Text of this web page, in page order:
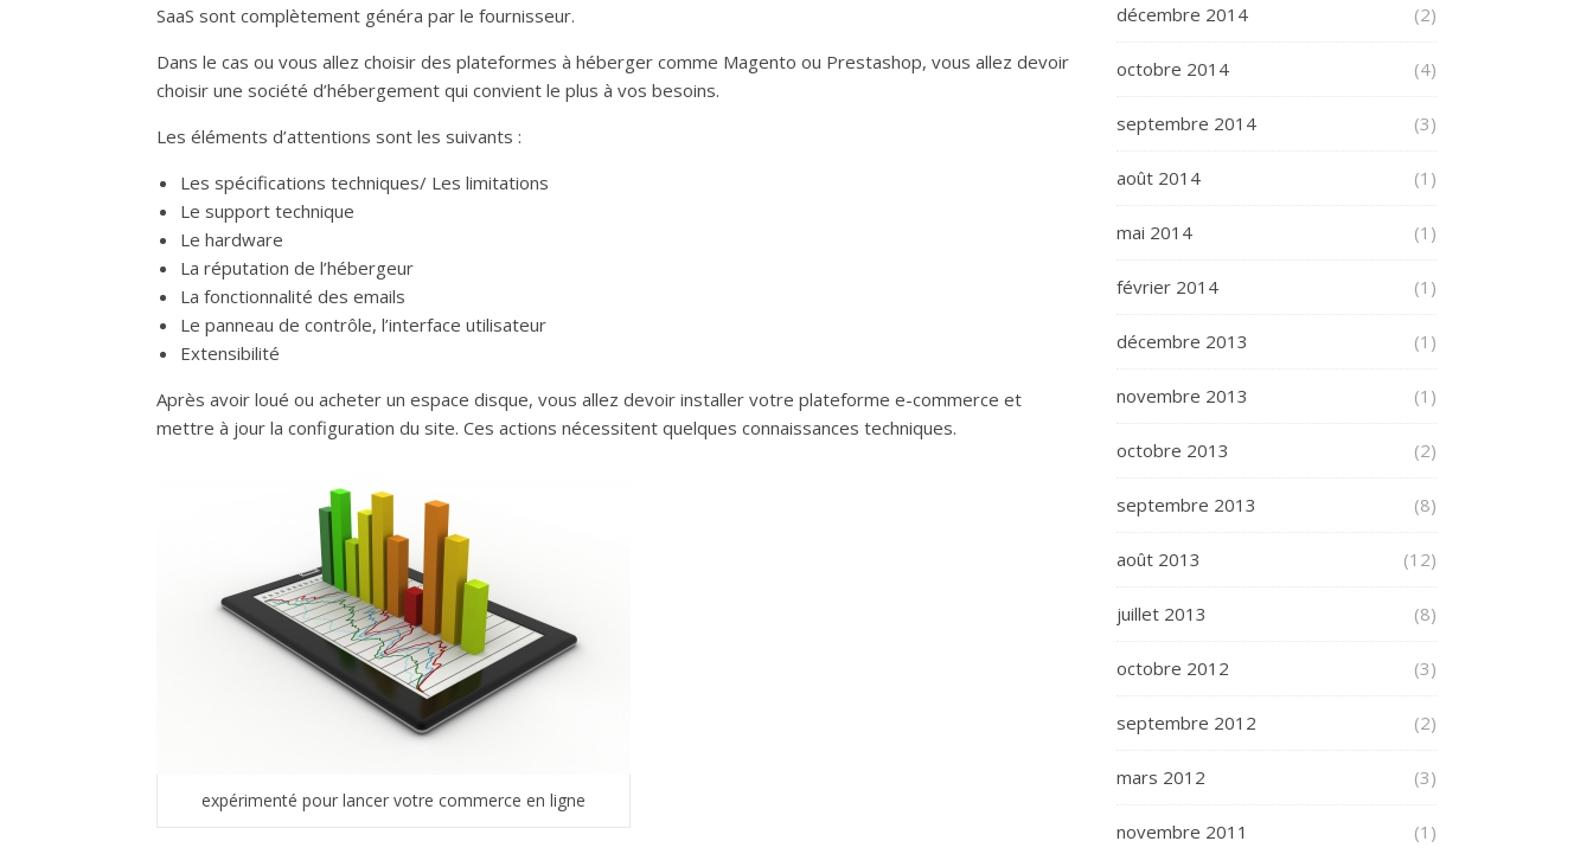
SaaS sont complètement généra par le fournisseur.
Dans le cas ou vous allez choisir des plateformes à héberger comme Magento ou Prestashop, vous allez devoir
choisir une société d’hébergement qui convient le plus à vos besoins.
Les éléments d’attentions sont les suivants :
Les spécifications techniques/ Les limitations
Le support technique
Le hardware
La réputation de l’hébergeur
La fonctionnalité des emails
Le panneau de contrôle, l’interface utilisateur
Extensibilité
Après avoir loué ou acheter un espace disque, vous allez devoir installer votre plateforme e-commerce et
mettre à jour la configuration du site. Ces actions nécessitent quelques connaissances techniques.
expérimenté pour lancer votre commerce en ligne
décembre 2014 (2)
octobre 2014 (4)
septembre 2014 (3)
août 2014 (1)
mai 2014 (1)
février 2014 (1)
décembre 2013 (1)
novembre 2013 (1)
octobre 2013 (2)
septembre 2013 (8)
août 2013 (12)
juillet 2013 (8)
octobre 2012 (3)
septembre 2012 (2)
mars 2012 (3)
novembre 2011 (1)